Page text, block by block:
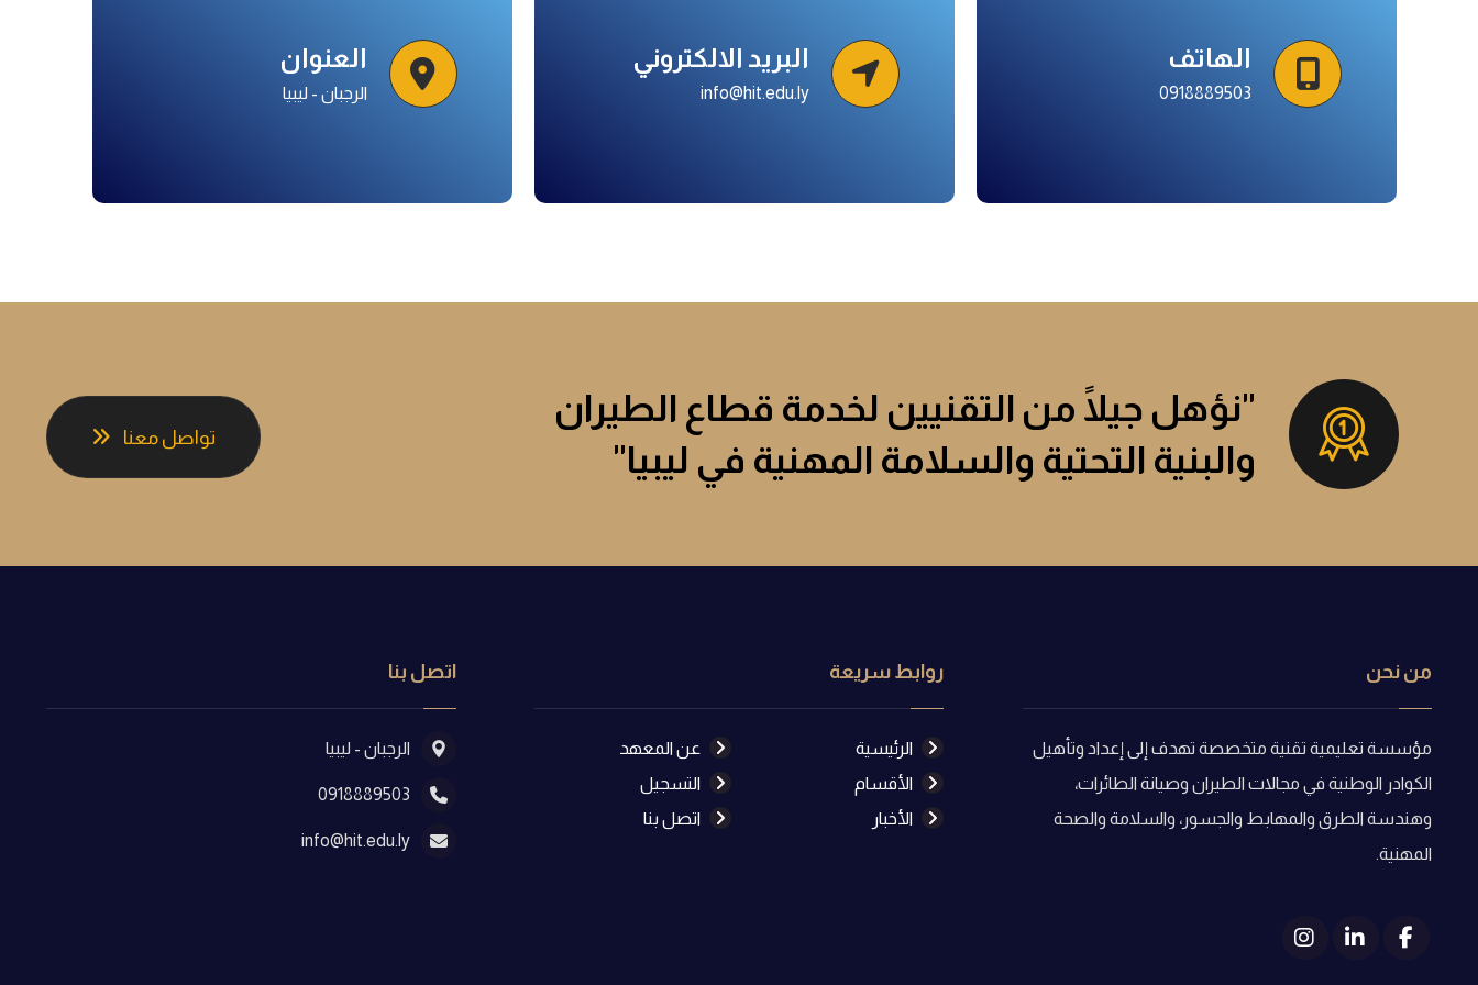
الهاتف
0918889503
البريد الالكتروني
info@hit.edu.ly
العنوان
الرجبان - ليبيا
"نؤهل جيلًا من التقنيين لخدمة قطاع الطيران
والبنية التحتية والسلامة المهنية في ليبيا"
تواصل معنا
من نحن
مؤسسة تعليمية تقنية متخصصة تهدف إلى إعداد وتأهيل
الكوادر الوطنية في مجالات الطيران وصيانة الطائرات،
وهندسة الطرق والمهابط والجسور، والسلامة والصحة
المهنية.
روابط سريعة
الرئيسية
عن المعهد
الأقسام
التسجيل
الأخبار
اتصل بنا
اتصل بنا
الرجبان - ليبيا
0918889503
info@hit.edu.ly